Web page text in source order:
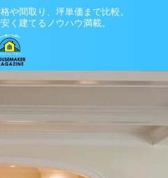
や間取り、坪単価まで比較。
く建てるノウハウ満載。